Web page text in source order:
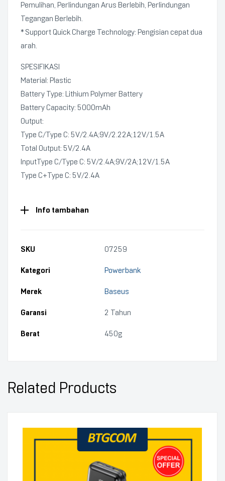
Pemulihan, Perlindungan Arus Berlebih, Perlindungan
Tegangan Berlebih.
* Support Quick Charge Technology: Pengisian cepat dua
arah.
SPESIFIKASI
Material: Plastic
Battery Type: Lithium Polymer Battery
Battery Capacity: 5000mAh
Output:
Type C/Type C: 5V/2.4A;9V/2.22A;12V/1.5A
Total Output: 5V/2.4A
InputType C/Type C: 5V/2.4A;9V/2A;12V/1.5A
Type C+Type C: 5V/2.4A
Info tambahan
SKU 07259
Kategori Powerbank
Merek Baseus
Garansi 2 Tahun
Berat 450g
Related Products